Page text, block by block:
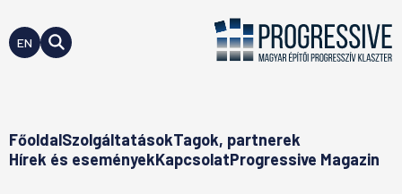
EN
FőoldalSzolgáltatásokTagok, partnerek
Hírek és eseményekKapcsolatProgressive Magazin